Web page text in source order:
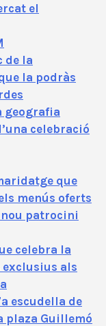
el
de la
la podràs
geografia
celebració
que
menús oferts
nou patrocini
celebra la
als
escudella de
plaza Guillemó